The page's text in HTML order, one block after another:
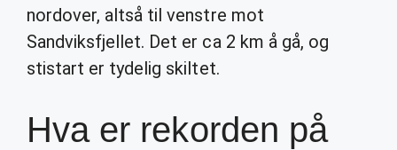
nordover, altså til venstre mot
Sandviksfjellet. Det er ca 2 km å gå, og
stistart er tydelig skiltet.
Hva er rekorden på